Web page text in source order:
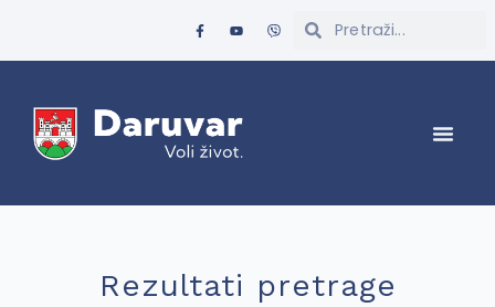
Rezultati pretrage